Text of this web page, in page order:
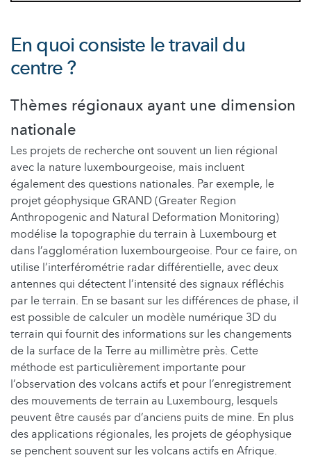
En quoi consiste le travail du
centre ?
Thèmes régionaux ayant une dimension
nationale
Les projets de recherche ont souvent un lien régional
avec la nature luxembourgeoise, mais incluent
également des questions nationales. Par exemple, le
projet géophysique GRAND (Greater Region
Anthropogenic and Natural Deformation Monitoring)
modélise la topographie du terrain à Luxembourg et
dans l’agglomération luxembourgeoise. Pour ce faire, on
utilise l’interférométrie radar différentielle, avec deux
antennes qui détectent l’intensité des signaux réfléchis
par le terrain. En se basant sur les différences de phase, il
est possible de calculer un modèle numérique 3D du
terrain qui fournit des informations sur les changements
de la surface de la Terre au millimètre près. Cette
méthode est particulièrement importante pour
l’observation des volcans actifs et pour l’enregistrement
des mouvements de terrain au Luxembourg, lesquels
peuvent être causés par d’anciens puits de mine. En plus
des applications régionales, les projets de géophysique
se penchent souvent sur les volcans actifs en Afrique.